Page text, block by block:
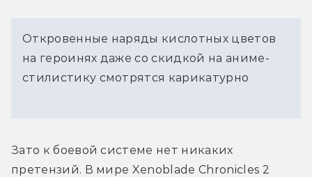
Откровенные наряды кислотных цветов
на героинях даже со скидкой на аниме-
стилистику смотрятся карикатурно
Зато к боевой системе нет никаких
претензий. В мире Xenoblade Chronicles 2